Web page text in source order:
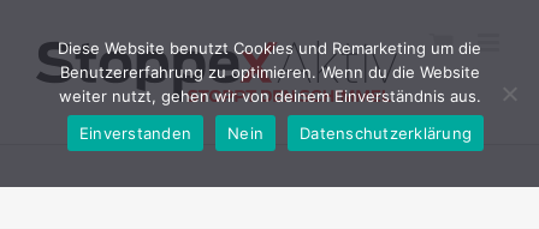
springen
Diese Website benutzt Cookies und Remarketing um die
Benutzererfahrung zu optimieren. Wenn du die Website
weiter nutzt, gehen wir von deinem Einverständnis aus.
Einverstanden
Nein Datenschutzerklärung